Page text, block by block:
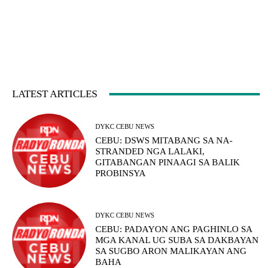
LATEST ARTICLES
DYKC CEBU NEWS
CEBU: DSWS MITABANG SA NA-
STRANDED NGA LALAKI,
GITABANGAN PINAAGI SA BALIK
PROBINSYA
DYKC CEBU NEWS
CEBU: PADAYON ANG PAGHINLO SA
MGA KANAL UG SUBA SA DAKBAYAN
SA SUGBO ARON MALIKAYAN ANG
BAHA